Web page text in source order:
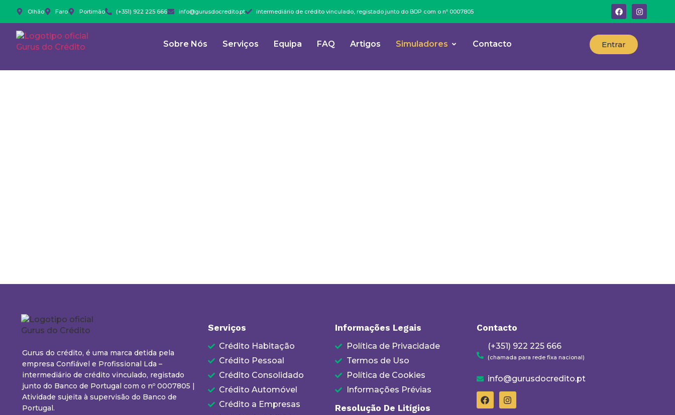
Olhão Faro Portimão (+351) 922 225 666 info@gurusdocredito.pt intermediário de crédito vinculado, registado junto do BDP com o nº 0007805
Sobre Nós Serviços Equipa FAQ Artigos Simuladores Contacto Entrar
Gurus do crédito, é uma marca detida pela
empresa Confiável e Profissional Lda –
intermediário de crédito vinculado, registado
junto do Banco de Portugal com o nº 0007805 |
Atividade sujeita à supervisão do Banco de
Portugal.
Serviços
Crédito Habitação
Crédito Pessoal
Crédito Consolidado
Crédito Automóvel
Crédito a Empresas
Informações Legais
Política de Privacidade
Termos de Uso
Política de Cookies
Informações Prévias
Resolução De Litígios
Contacto
(+351) 922 225 666
(chamada para rede fixa nacional)
info@gurusdocredito.pt